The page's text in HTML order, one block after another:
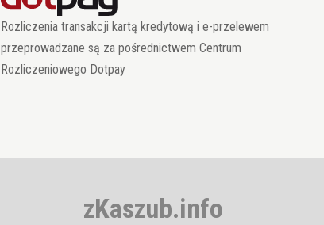
Rozliczenia transakcji kartą kredytową i e-przelewem
przeprowadzane są za pośrednictwem Centrum
Rozliczeniowego Dotpay
zKaszub.info